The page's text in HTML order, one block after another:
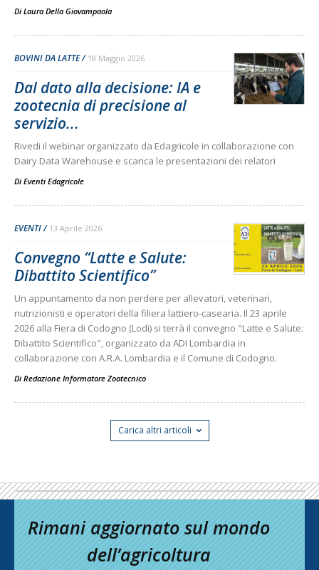
Di Laura Della Giovampaola
BOVINI DA LATTE 18 Maggio 2026
Dal dato alla decisione: IA e
zootecnia di precisione al
servizio...
Rivedi il webinar organizzato da Edagricole in collaborazione con
Dairy Data Warehouse e scarica le presentazioni dei relatori
Di Eventi Edagricole
EVENTI 13 Aprile 2026
Convegno “Latte e Salute:
Dibattito Scientifico”
Un appuntamento da non perdere per allevatori, veterinari,
nutrizionisti e operatori della filiera lattiero-casearia. Il 23 aprile
2026 alla Fiera di Codogno (Lodi) si terrà il convegno "Latte e Salute:
Dibattito Scientifico", organizzato da ADI Lombardia in
collaborazione con A.R.A. Lombardia e il Comune di Codogno.
Di Redazione Informatore Zootecnico
Carica altri articoli
Rimani aggiornato sul mondo
dell’agricoltura